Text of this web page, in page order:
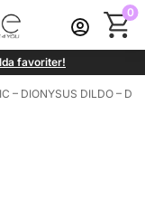
0
favoriter!
– DIONYSUS DILDO –